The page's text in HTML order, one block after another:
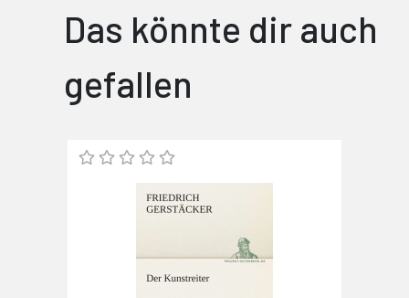
Das könnte dir auch
gefallen